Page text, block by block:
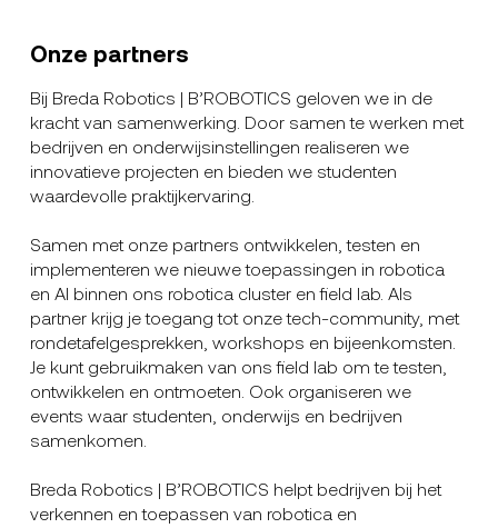
Onze partners
Bij Breda Robotics | B’ROBOTICS geloven we in de
kracht van samenwerking. Door samen te werken met
bedrijven en onderwijsinstellingen realiseren we
innovatieve projecten en bieden we studenten
waardevolle praktijkervaring.
Samen met onze partners ontwikkelen, testen en
implementeren we nieuwe toepassingen in robotica
en AI binnen ons robotica cluster en field lab. Als
partner krijg je toegang tot onze tech-community, met
rondetafelgesprekken, workshops en bijeenkomsten.
Je kunt gebruikmaken van ons field lab om te testen,
ontwikkelen en ontmoeten. Ook organiseren we
events waar studenten, onderwijs en bedrijven
samenkomen.
Breda Robotics | B’ROBOTICS helpt bedrijven bij het
verkennen en toepassen van robotica en